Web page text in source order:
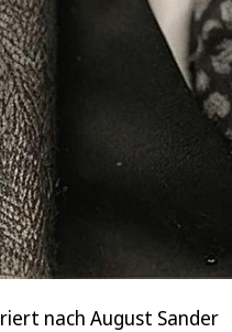
nach August Sander